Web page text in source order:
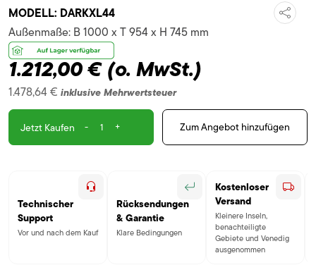
MODELL: DARKXL44
Außenmaße: B 1000 x T 954 x H 745 mm
1.212,00 €(o. MwSt.)
1.478,64 € inklusive Mehrwertsteuer
Jetzt Kaufen - + Zum Angebot hinzufügen
Technischer
Support
Vor und nach dem Kauf
Rücksendungen
& Garantie
Klare Bedingungen
Kostenloser
Versand
Kleinere Inseln,
benachteiligte
Gebiete und Venedig
ausgenommen